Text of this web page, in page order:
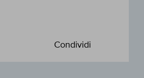
Condividi